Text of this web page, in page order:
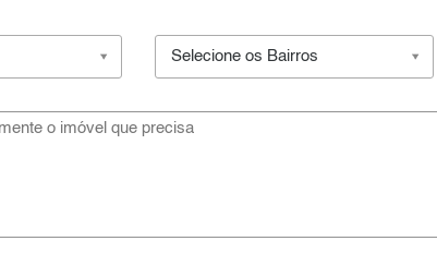
Selecione os Bairros